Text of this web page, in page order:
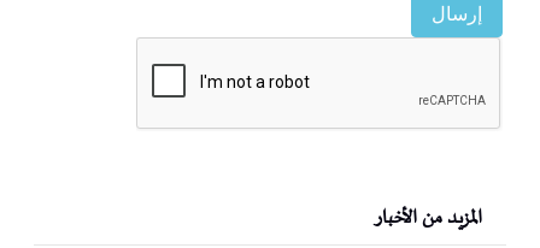
إرسال
المزيد من الأخبار